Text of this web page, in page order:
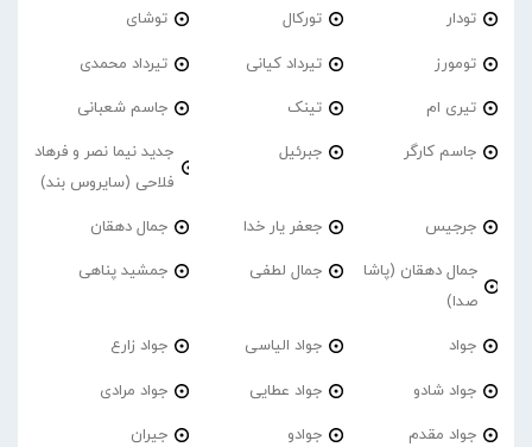
تودار تورکال توشای
تومورز تیرداد کیانی تیرداد محمدی
تیری ام تینک جاسم شعبانی
جاسم کارگر جبرئیل
جدید نیما نصر و فرهاد
فلاحی (سایروس بند)
جرجیس جعفر یار خدا جمال دهقان
جمال دهقان (پاشا
صدا)
جمال لطفی جمشید پناهی
جواد جواد الیاسی جواد زارع
جواد شادو جواد عطایی جواد مرادی
جواد مقدم جوادو جیران